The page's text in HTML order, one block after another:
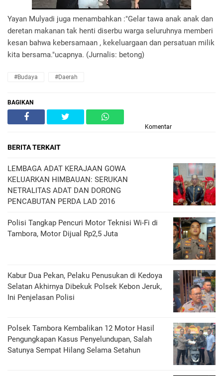
Yayan Mulyadi juga menambahkan :"Gelar tawa anak anak dan
deretan makanan tak henti diserbu warga seluruhnya memberi
kesan bahwa kebersamaan , kekeluargaan dan persatuan milik
kita bersama."ucapnya. (Jurnalis: betong)
#Budaya #Daerah
BAGIKAN
Komentar
BERITA TERKAIT
LEMBAGA ADAT KERAJAAN GOWA
KELUARKAN HIMBAUAN: SERUKAN
NETRALITAS ADAT DAN DORONG
PENCABUTAN PERDA LAD 2016
Polisi Tangkap Pencuri Motor Teknisi Wi-Fi di
Tambora, Motor Dijual Rp2,5 Juta
Kabur Dua Pekan, Pelaku Penusukan di Kedoya
Selatan Akhirnya Dibekuk Polsek Kebon Jeruk,
Ini Penjelasan Polisi
Polsek Tambora Kembalikan 12 Motor Hasil
Pengungkapan Kasus Penyelundupan, Salah
Satunya Sempat Hilang Selama Setahun